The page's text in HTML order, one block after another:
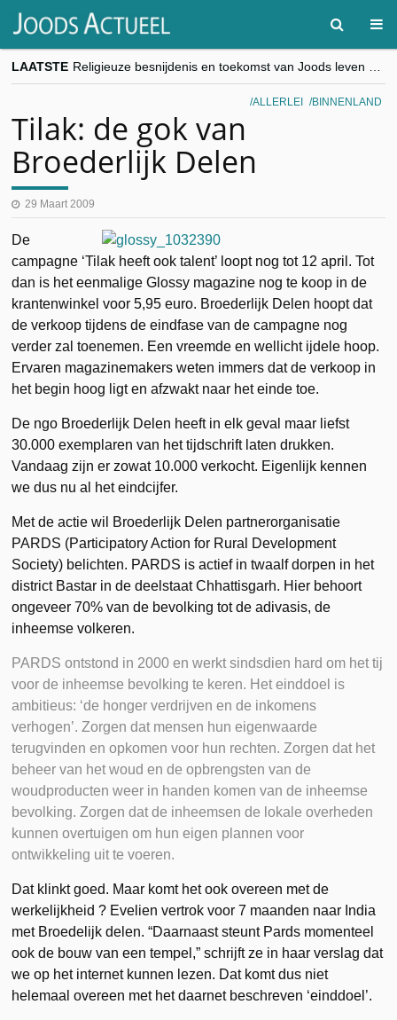
LAATSTE
“Besnijdenisdebat toont hoe moeilijk seculiere Westen minderheden begrijpt”, Jinnih Beels (Vooruit)
CITYTRIP | ROEMENIË – Boekarest: de verrassing van Oost-Europa
ALLERLEI BINNENLAND
Tilak: de gok van
Broederlijk Delen
29 Maart 2009
De
campagne ‘Tilak heeft ook talent’ loopt nog tot 12 april. Tot
dan is het eenmalige Glossy magazine nog te koop in de
krantenwinkel voor 5,95 euro. Broederlijk Delen hoopt dat
de verkoop tijdens de eindfase van de campagne nog
verder zal toenemen. Een vreemde en wellicht ijdele hoop.
Ervaren magazinemakers weten immers dat de verkoop in
het begin hoog ligt en afzwakt naar het einde toe.
De ngo Broederlijk Delen heeft in elk geval maar liefst
30.000 exemplaren van het tijdschrift laten drukken.
Vandaag zijn er zowat 10.000 verkocht. Eigenlijk kennen
we dus nu al het eindcijfer.
Met de actie wil Broederlijk Delen partnerorganisatie
PARDS (Participatory Action for Rural Development
Society) belichten. PARDS is actief in twaalf dorpen in het
district Bastar in de deelstaat Chhattisgarh. Hier behoort
ongeveer 70% van de bevolking tot de adivasis, de
inheemse volkeren.
PARDS ontstond in 2000 en werkt sindsdien hard om het tij
voor de inheemse bevolking te keren. Het einddoel is
ambitieus: ‘de honger verdrijven en de inkomens
verhogen’. Zorgen dat mensen hun eigenwaarde
terugvinden en opkomen voor hun rechten. Zorgen dat het
beheer van het woud en de opbrengsten van de
woudproducten weer in handen komen van de inheemse
bevolking. Zorgen dat de inheemsen de lokale overheden
kunnen overtuigen om hun eigen plannen voor
ontwikkeling uit te voeren.
Dat klinkt goed. Maar komt het ook overeen met de
werkelijkheid ? Evelien vertrok voor 7 maanden naar India
met Broedelijk delen. “Daarnaast steunt Pards momenteel
ook de bouw van een tempel,” schrijft ze in haar verslag dat
we op het internet kunnen lezen. Dat komt dus niet
helemaal overeen met het daarnet beschreven ‘einddoel’.